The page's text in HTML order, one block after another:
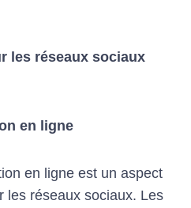
les réseaux sociaux
en ligne
en ligne est un aspect
les réseaux sociaux. Les